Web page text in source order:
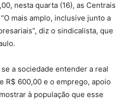
nesta quarta (16), as Centrais
mais amplo, inclusive junto a
diz o sindicalista, que
a sociedade entender a real
R$ 600,00 e o emprego, apoio
à população que esse